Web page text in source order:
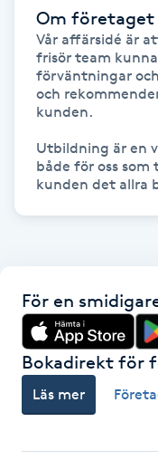
Herrklippning
HIFU
Hollywood Peel
Hot Stone Massage
Hudföryngring
Huduppstramning
Hudvård
Om företaget
Vår affärsidé är
frisör team
förväntningar
och
kunden.
Utbildning är en
både för oss
kunden det allra
För en
Bokadirekt för
Läs mer